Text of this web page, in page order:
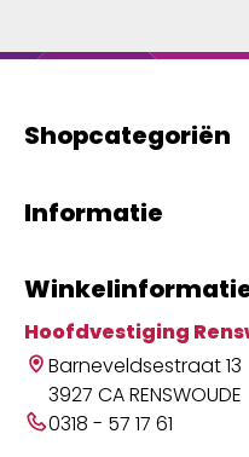
Shopcategoriën
Informatie
Hoofdvestiging
Barneveldsestraat 13
3927 CA RENSWOUDE
0318 - 57 17 61